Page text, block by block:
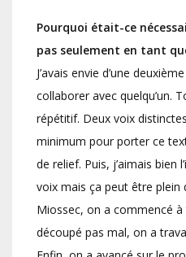
Pourquoi était-ce
pas seulement en tant
J’avais envie d’une
collaborer avec quelqu’un.
répétitif. Deux voix
minimum pour porter ce
de relief. Puis, j’aimais bien
voix mais ça peut être plein
Miossec, on a commencé
découpé pas mal, on a